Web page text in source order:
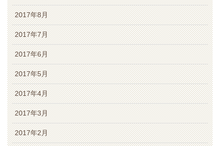
2017年8月
2017年7月
2017年6月
2017年5月
2017年4月
2017年3月
2017年2月